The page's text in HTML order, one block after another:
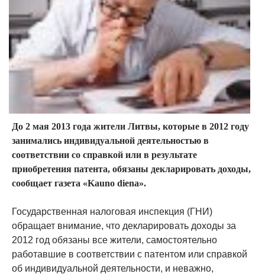
До 2 мая 2013 года жители Литвы, которые в 2012 году
занимались индивидуальной деятельностью в
соответствии со справкой или в результате
приобретения патента, обязаны декларировать доходы,
сообщает газета «Kauno diena».
Государственная налоговая инспекция (ГНИ)
обращает внимание, что декларировать доходы за
2012 год обязаны все жители, самостоятельно
работавшие в соответствии с патентом или справкой
об индивидуальной деятельности, и неважно,